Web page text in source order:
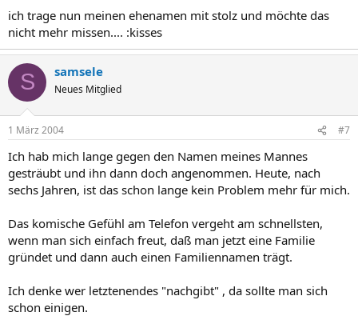
ich trage nun meinen ehenamen mit stolz und möchte das
nicht mehr missen.... :kisses
S samsele
Neues Mitglied
1 März 2004 #7
Ich hab mich lange gegen den Namen meines Mannes
gesträubt und ihn dann doch angenommen. Heute, nach
sechs Jahren, ist das schon lange kein Problem mehr für mich.
Das komische Gefühl am Telefon vergeht am schnellsten,
wenn man sich einfach freut, daß man jetzt eine Familie
gründet und dann auch einen Familiennamen trägt.
Ich denke wer letztenendes "nachgibt" , da sollte man sich
schon einigen.